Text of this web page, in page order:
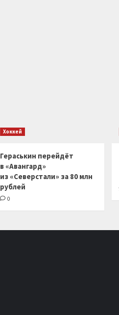
Хоккей
Гераськин перейдёт
в «Авангард»
из «Северстали» за 80 млн
рублей
0